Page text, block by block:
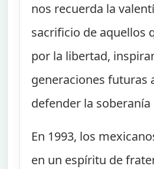
nos recuerda la
sacrificio de aquellos
por la libertad,
generaciones futuras
defender la soberanía
En 1993, los
en un espíritu de